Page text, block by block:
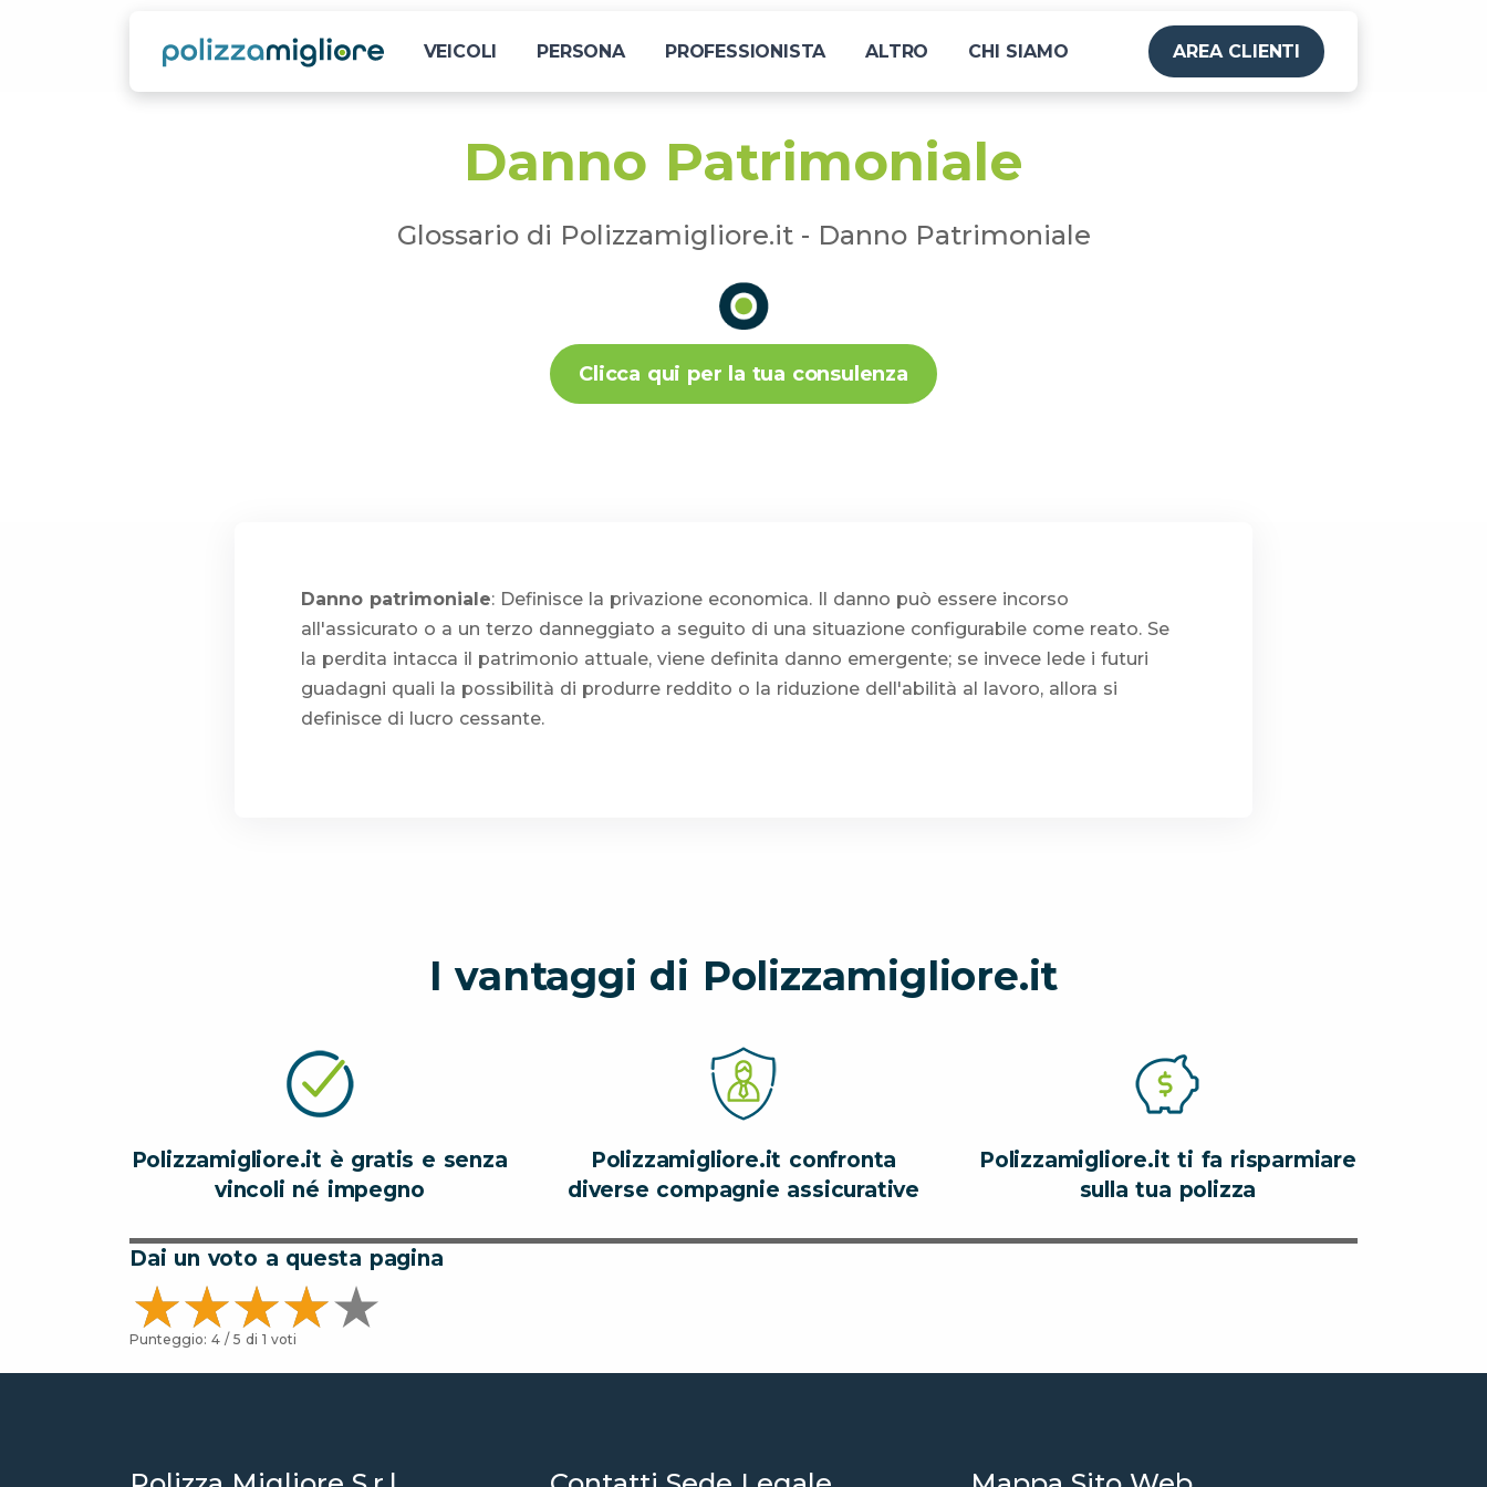
VEICOLI PERSONA PROFESSIONISTA ALTRO CHI SIAMO AREA CLIENTI
Danno Patrimoniale
Glossario di Polizzamigliore.it - Danno Patrimoniale
Clicca qui per la tua consulenza
Danno patrimoniale: Definisce la privazione economica. Il danno può essere incorso
all'assicurato o a un terzo danneggiato a seguito di una situazione configurabile come reato. Se
la perdita intacca il patrimonio attuale, viene definita danno emergente; se invece lede i futuri
guadagni quali la possibilità di produrre reddito o la riduzione dell'abilità al lavoro, allora si
definisce di lucro cessante.
I vantaggi di Polizzamigliore.it
Polizzamigliore.it è gratis e senza
vincoli né impegno
Polizzamigliore.it confronta
diverse compagnie assicurative
Polizzamigliore.it ti fa risparmiare
sulla tua polizza
Dai un voto a questa pagina
Punteggio: 4 / 5 di 1 voti